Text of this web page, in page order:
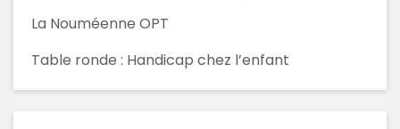
La Nouméenne OPT
Table ronde : Handicap chez l’enfant